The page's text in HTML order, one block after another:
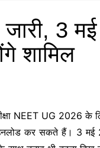
3 मई
शामिल
NEET UG 2026 के
कर सकते हैं। 3 मई